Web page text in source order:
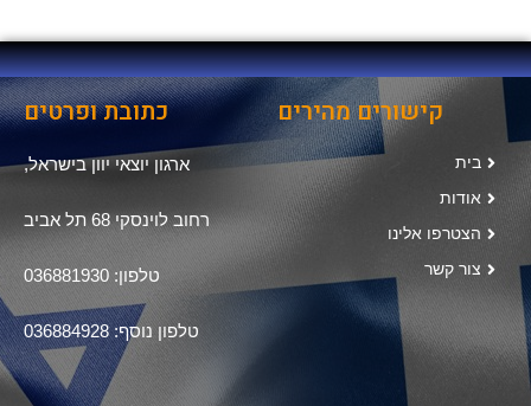
קישורים מהירים
בית
אודות
הצטרפו אלינו
צור קשר
כתובת ופרטים
ארגון יוצאי יוון בישראל,
רחוב לוינסקי 68 תל אביב
טלפון: 036881930
טלפון נוסף: 036884928